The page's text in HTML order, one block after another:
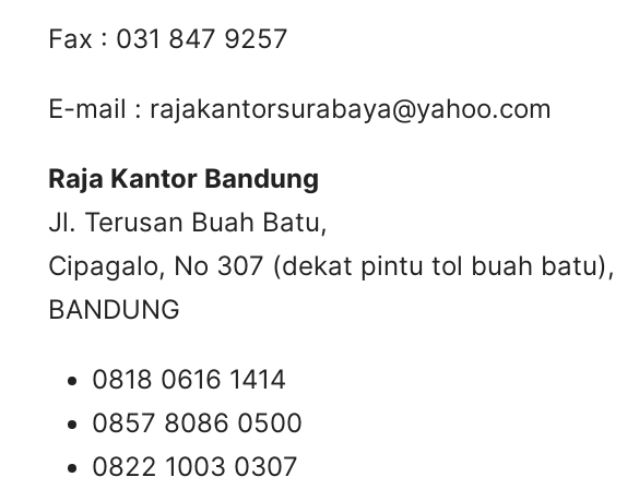
Fax : 031 847 9257
E-mail : rajakantorsurabaya@yahoo.com
Raja Kantor Bandung
Jl. Terusan Buah Batu,
Cipagalo, No 307 (dekat pintu tol buah batu),
BANDUNG
0818 0616 1414
0857 8086 0500
0822 1003 0307